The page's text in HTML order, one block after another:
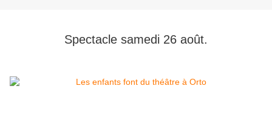
Spectacle samedi 26 août.